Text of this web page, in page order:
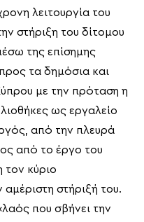
λειτουργία του
στήριξη του δίτομου
της επίσημης
τα δημόσια και
με την πρόταση η
ως εργαλείο
από την πλευρά
από το έργο του
κύριο
στήριξή του.
που σβήνει την